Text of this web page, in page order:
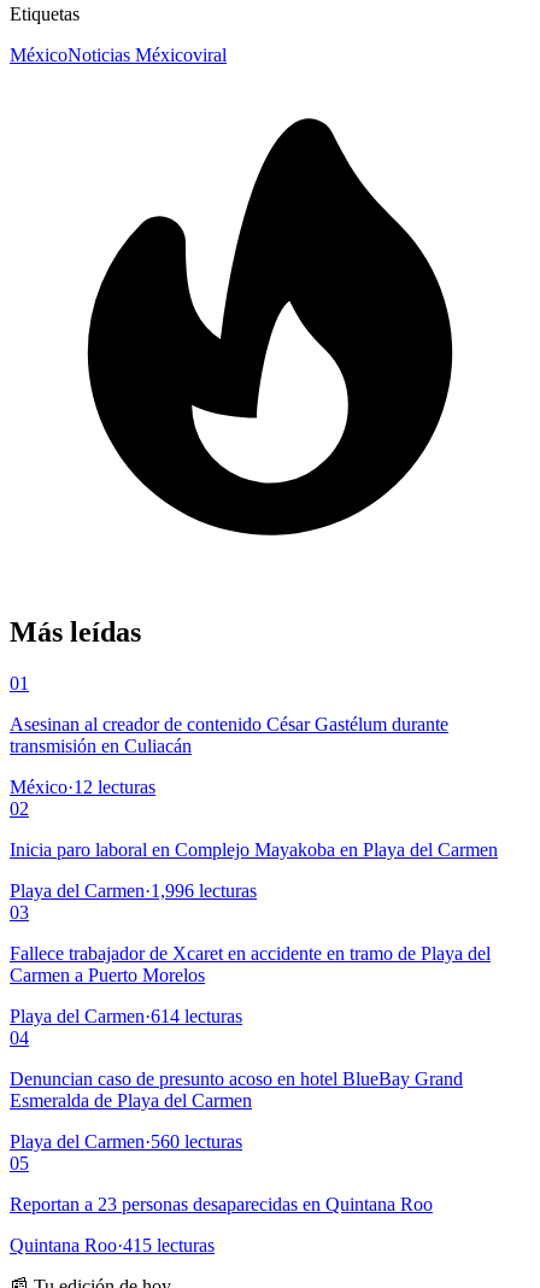
Etiquetas
MéxicoNoticias Méxicoviral
Más leídas
01
Asesinan al creador de contenido César Gastélum durante
transmisión en Culiacán
México·12 lecturas
02
Inicia paro laboral en Complejo Mayakoba en Playa del Carmen
Playa del Carmen·1,996 lecturas
03
Fallece trabajador de Xcaret en accidente en tramo de Playa del
Carmen a Puerto Morelos
Playa del Carmen·614 lecturas
04
Denuncian caso de presunto acoso en hotel BlueBay Grand
Esmeralda de Playa del Carmen
Playa del Carmen·560 lecturas
05
Reportan a 23 personas desaparecidas en Quintana Roo
Quintana Roo·415 lecturas